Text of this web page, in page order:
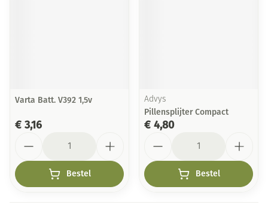
Varta Batt. V392 1,5v
€ 3,16
Bestel
Advys
Pillensplijter Compact
€ 4,80
Bestel